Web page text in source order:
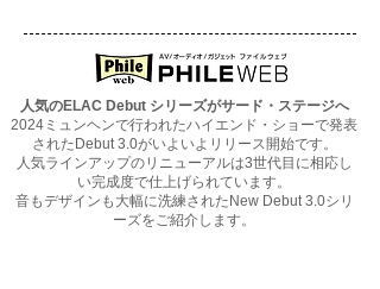
人気のELAC Debut シリーズがサード・ステージへ
2024ミュンヘンで行われたハイエンド・ショーで発表
されたDebut 3.0がいよいよリリース開始です。
人気ラインアップのリニューアルは3世代目に相応し
い完成度で仕上げられています。
音もデザインも大幅に洗練されたNew Debut 3.0シリ
ーズをご紹介します。